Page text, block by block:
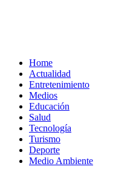
Home
Actualidad
Entretenimiento
Medios
Educación
Salud
Tecnología
Turismo
Deporte
Medio Ambiente